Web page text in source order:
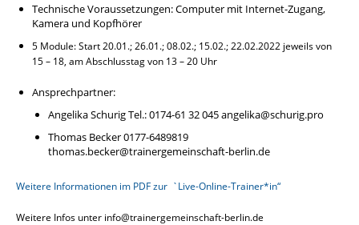
Technische Voraussetzungen: Computer mit Internet-Zugang,
Kamera und Kopfhörer
5 Module: Start 20.01.; 26.01.; 08.02.; 15.02.; 22.02.2022 jeweils von
15 – 18, am Abschlusstag von 13 – 20 Uhr
Ansprechpartner:
Angelika Schurig Tel.: 0174-61 32 045 angelika@schurig.pro
Thomas Becker 0177-6489819
thomas.becker@trainergemeinschaft-berlin.de
Weitere Informationen im PDF zur `Live-Online-Trainer*in“
Weitere Infos unter info@trainergemeinschaft-berlin.de